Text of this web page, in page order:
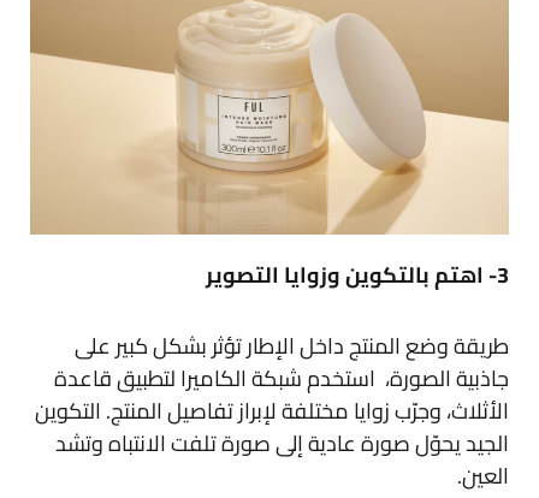
3- اهتم بالتكوين وزوايا التصوير
طريقة وضع المنتج داخل الإطار تؤثر بشكل كبير على
جاذبية الصورة، استخدم شبكة الكاميرا لتطبيق قاعدة
الأثلاث، وجرّب زوايا مختلفة لإبراز تفاصيل المنتج. التكوين
الجيد يحوّل صورة عادية إلى صورة تلفت الانتباه وتشد
العين.